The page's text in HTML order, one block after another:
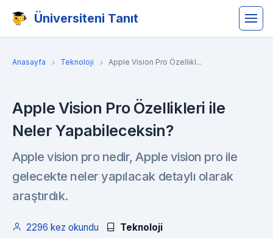
Üniversiteni Tanıt
Anasayfa Teknoloji Apple Vision Pro Özellikl...
Apple Vision Pro Özellikleri ile
Neler Yapabileceksin?
Apple vision pro nedir, Apple vision pro ile
gelecekte neler yapılacak detaylı olarak
araştırdık.
2296 kez okundu Teknoloji